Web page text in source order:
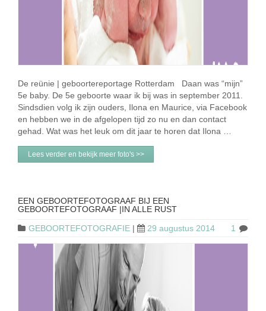
De reünie | geboortereportage Rotterdam Daan was “mijn”
5e baby. De 5e geboorte waar ik bij was in september 2011.
Sindsdien volg ik zijn ouders, Ilona en Maurice, via Facebook
en hebben we in de afgelopen tijd zo nu en dan contact
gehad. Wat was het leuk om dit jaar te horen dat Ilona …
Lees verder en bekijk meer foto's >>
EEN GEBOORTEFOTOGRAAF BIJ EEN
GEBOORTEFOTOGRAAF |IN ALLE RUST
GEBOORTEFOTOGRAFIE | 29 augustus 2014 1